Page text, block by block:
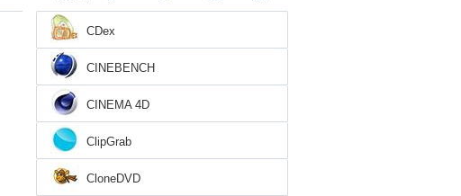
CDex
CINEBENCH
CINEMA 4D
ClipGrab
CloneDVD